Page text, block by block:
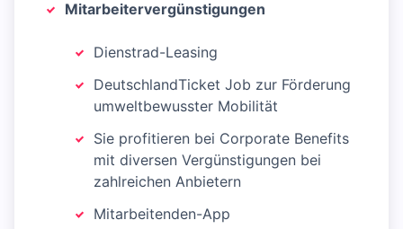
Mitarbeitervergünstigungen
Dienstrad-Leasing
DeutschlandTicket Job zur Förderung
umweltbewusster Mobilität
Sie profitieren bei Corporate Benefits
mit diversen Vergünstigungen bei
zahlreichen Anbietern
Mitarbeitenden-App